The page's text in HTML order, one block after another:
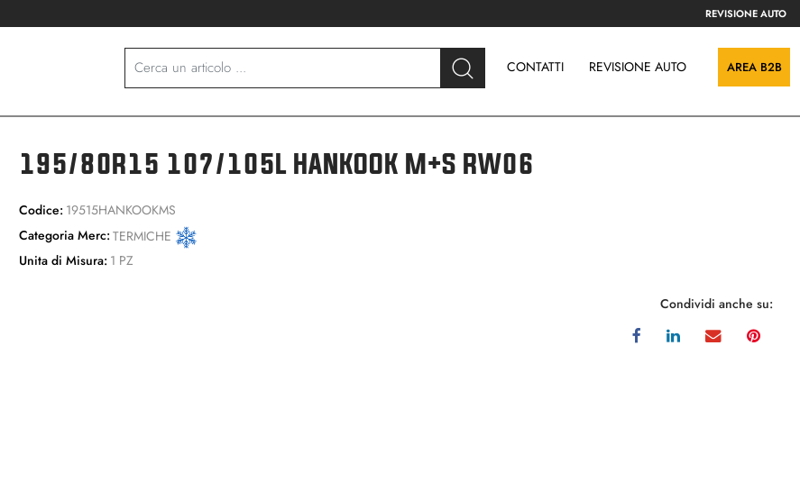
REVISIONE AUTO
CONTATTI REVISIONE AUTO AREA B2B
195/80R15 107/105L HANKOOK M+S RW06
Codice: 19515HANKOOKMS
Categoria Merc: TERMICHE
Unita di Misura: 1 PZ
Condividi anche su: